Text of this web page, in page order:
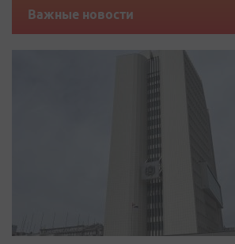
Важные новости